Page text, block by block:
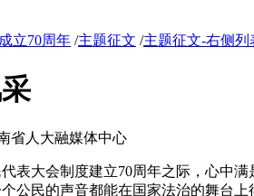
立70周年 /主题征文 /主题征文-右侧列
人大融媒体中心
大会制度建立70周年之际，心中满
公民的声音都能在国家法治的舞台